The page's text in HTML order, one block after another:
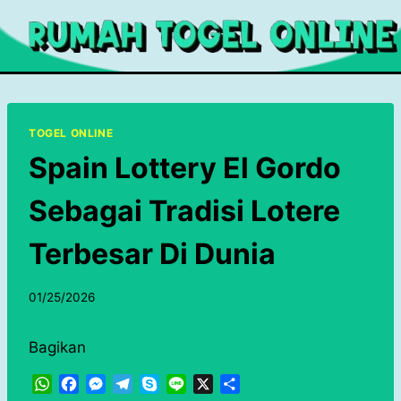
to
content
TOGEL ONLINE
Spain Lottery El Gordo
Sebagai Tradisi Lotere
Terbesar Di Dunia
01/25/2026
Bagikan
W
M